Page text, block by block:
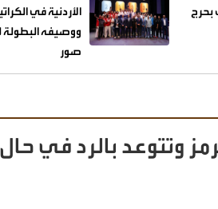
بحرج
الأردنية في
ووصيفه البطولة
صور
وتتوعد بالرد في